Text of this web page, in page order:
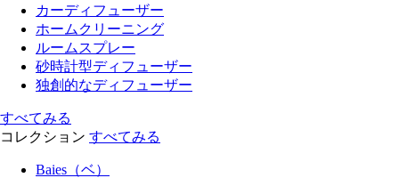
カーディフューザー
ホームクリーニング
ルームスプレー
砂時計型ディフューザー
独創的なディフューザー
すべてみる
コレクション すべてみる
Baies（ベ）